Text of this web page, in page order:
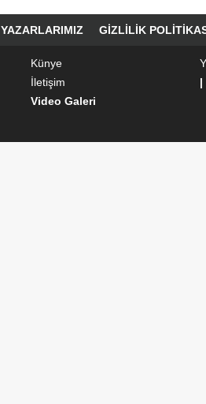
YAZARLARIMIZ GIZLILIK
Künye
İletişim
|
Video Galeri